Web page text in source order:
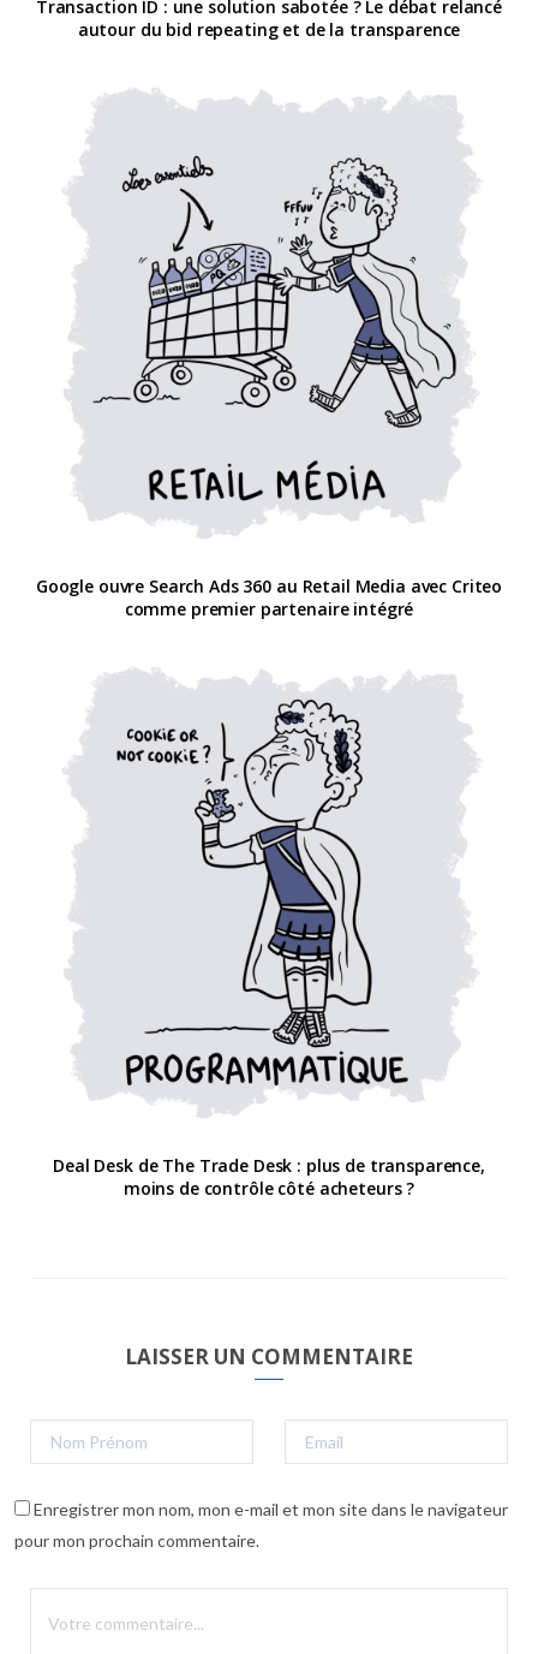
Transaction ID : une solution sabotée ? Le débat relancé
autour du bid repeating et de la transparence
Google ouvre Search Ads 360 au Retail Media avec Criteo
comme premier partenaire intégré
Deal Desk de The Trade Desk : plus de transparence,
moins de contrôle côté acheteurs ?
LAISSER UN COMMENTAIRE
Enregistrer mon nom, mon e-mail et mon site dans le navigateur
pour mon prochain commentaire.